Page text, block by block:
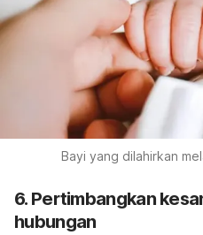
Bayi yang dilahirkan
6. Pertimbangkan
hubungan